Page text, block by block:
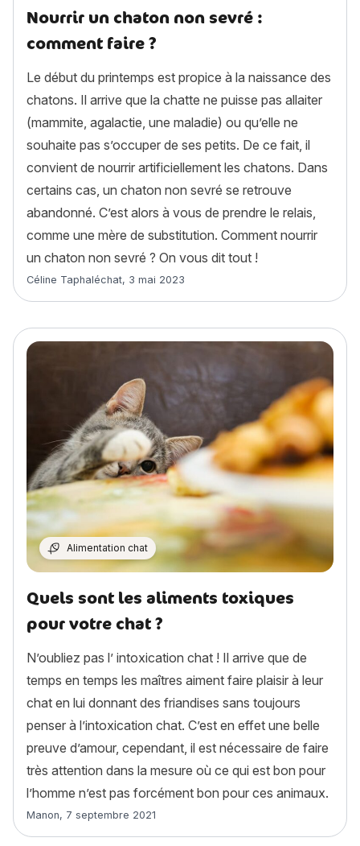
Nourrir un chaton non sevré :
comment faire ?
Le début du printemps est propice à la naissance des
chatons. Il arrive que la chatte ne puisse pas allaiter
(mammite, agalactie, une maladie) ou qu’elle ne
souhaite pas s’occuper de ses petits. De ce fait, il
convient de nourrir artificiellement les chatons. Dans
certains cas, un chaton non sevré se retrouve
abandonné. C’est alors à vous de prendre le relais,
comme une mère de substitution. Comment nourrir
un chaton non sevré ? On vous dit tout !
Article rédigé par
Céline Taphaléchat, 3 mai 2023
Alimentation chat
Quels sont les aliments toxiques
pour votre chat ?
N’oubliez pas l’ intoxication chat ! Il arrive que de
temps en temps les maîtres aiment faire plaisir à leur
chat en lui donnant des friandises sans toujours
penser à l’intoxication chat. C’est en effet une belle
preuve d’amour, cependant, il est nécessaire de faire
très attention dans la mesure où ce qui est bon pour
l’homme n’est pas forcément bon pour ces animaux.
Article rédigé par
Manon, 7 septembre 2021